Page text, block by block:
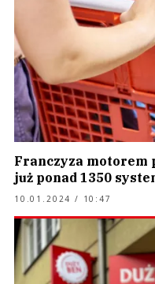
Franczyza motorem
już ponad 1350
10.01.2024 / 10:47